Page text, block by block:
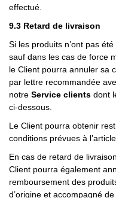
effectué.
9.3 Retard de livraison
Si les produits n’ont pas
sauf dans les cas de force
le Client pourra annuler sa
par lettre recommandée
notre Service clients dont
ci-dessous.
Le Client pourra obtenir
conditions prévues à
En cas de retard de
Client pourra également
remboursement des
d’origine et accompagné